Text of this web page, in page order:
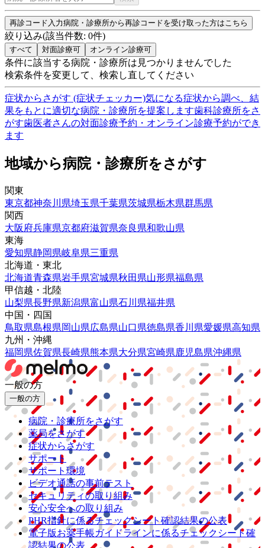
再診コード入力病院・診療所から再診コードを受け取った方はこちら
絞り込み(該当件数: 0件)
すべて 対面診療可 オンライン診療可
条件に該当する病院・診療所は見つかりませんでした
検索条件を変更して、検索し直してください
症状からさがす (症状チェッカー)気になる症状から調べ、結
果をもとに適切な病院・診療所を提案します歯科診療所をさ
がす歯医者さんの対面診療予約・オンライン診療予約ができ
ます
地域から病院・診療所をさがす
関東
東京都神奈川県埼玉県千葉県茨城県栃木県群馬県
関西
大阪府兵庫県京都府滋賀県奈良県和歌山県
東海
愛知県静岡県岐阜県三重県
北海道・東北
北海道青森県岩手県宮城県秋田県山形県福島県
甲信越・北陸
山梨県長野県新潟県富山県石川県福井県
中国・四国
鳥取県島根県岡山県広島県山口県徳島県香川県愛媛県高知県
九州・沖縄
福岡県佐賀県長崎県熊本県大分県宮崎県鹿児島県沖縄県
一般の方
一般の方
病院・診療所をさがす
薬局をさがす
症状からさがす
サポート
サポート環境
ビデオ通話の事前テスト
セキュリティの取り組み
安心安全への取り組み
PHR指針に係るチェックシート確認結果の公表
電子版お薬手帳ガイドラインに係るチェックシート確
認結果の公表